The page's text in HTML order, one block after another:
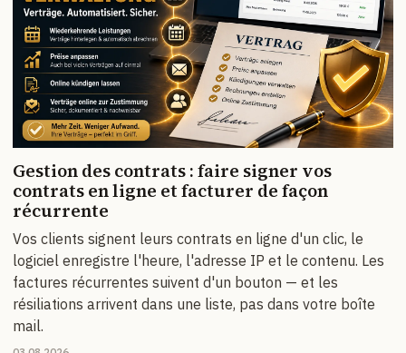
Gestion des contrats : faire signer vos
contrats en ligne et facturer de façon
récurrente
Vos clients signent leurs contrats en ligne d'un clic, le
logiciel enregistre l'heure, l'adresse IP et le contenu. Les
factures récurrentes suivent d'un bouton — et les
résiliations arrivent dans une liste, pas dans votre boîte
mail.